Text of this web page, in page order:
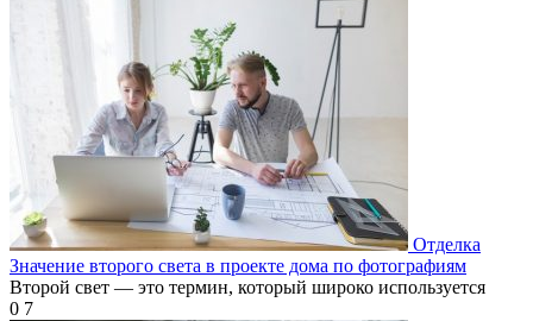
Отделка
Значение второго света в проекте дома по фотографиям
Второй свет — это термин, который широко используется
0 7